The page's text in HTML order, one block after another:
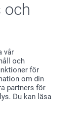
och
vår
och
för
om din
partners för
Du kan läsa
necessär